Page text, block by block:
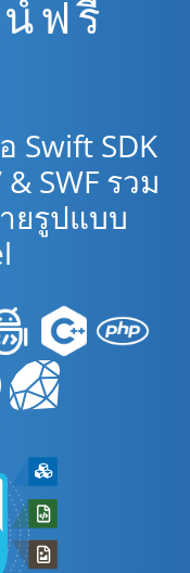
ฟรี
Swift SDK
SWF รวม
ยรูปแบบ